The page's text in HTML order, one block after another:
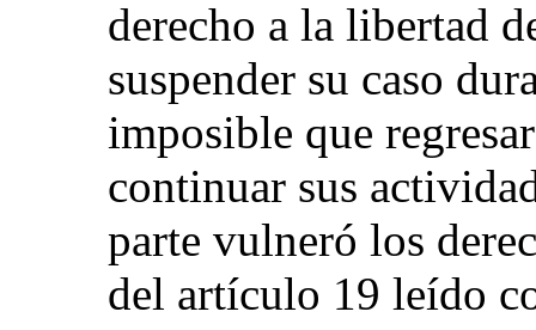
derecho a la libertad
suspender su caso
imposible que
continuar sus
parte vulneró los
del artículo 19 leído